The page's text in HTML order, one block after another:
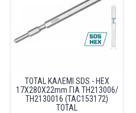
TOTAL ΚΑΛΕΜΙ SDS - HEX
17X280X22mm ΓΙΑ TH213006/
TH2130016 (TAC153172)
TOTAL